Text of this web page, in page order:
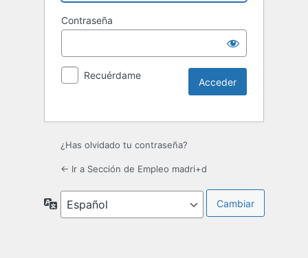
Contraseña
Recuérdame
¿Has olvidado tu contraseña?
← Ir a Sección de Empleo madri+d
Idioma